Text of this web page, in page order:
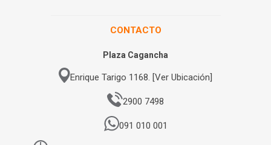
CONTACTO
Plaza Cagancha
Enrique Tarigo 1168. [Ver Ubicación]
2900 7498
091 010 001